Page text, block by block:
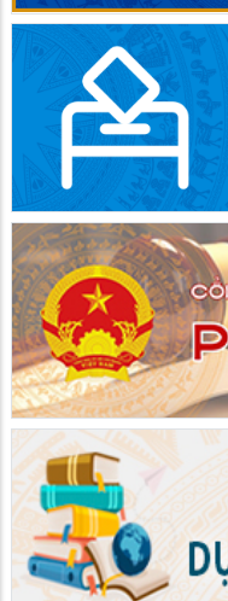
tỉnh khóa XI, nhiệm kỳ